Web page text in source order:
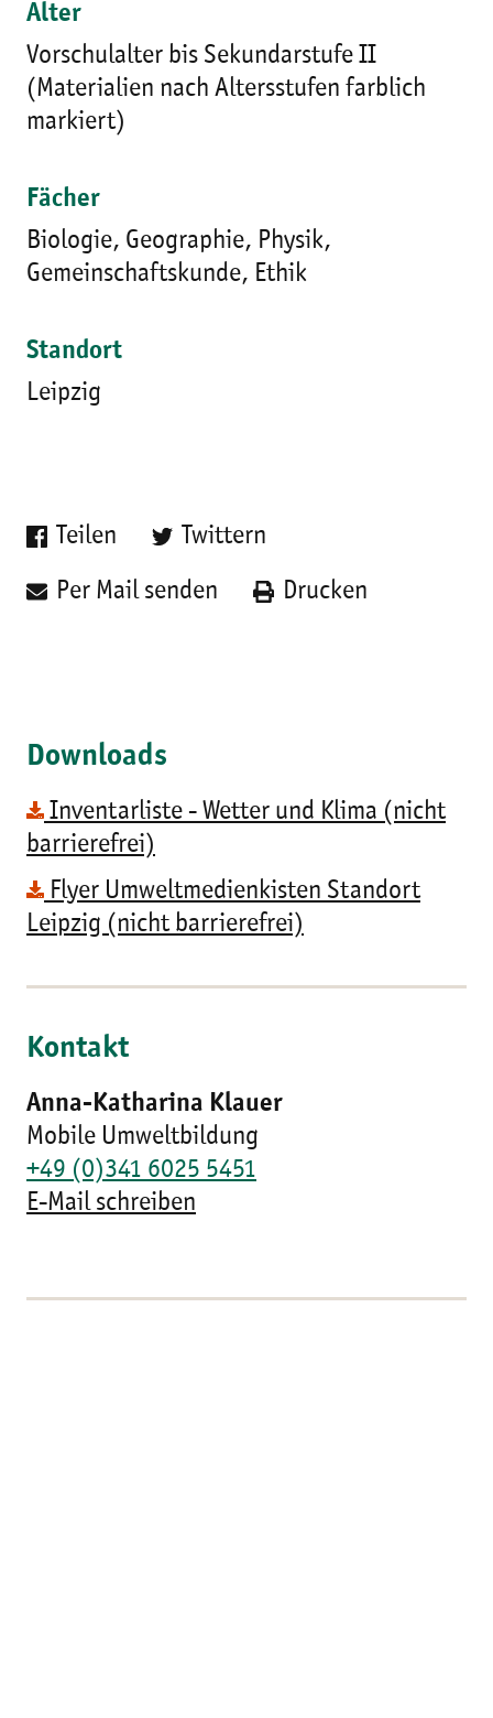
Alter
Vorschulalter bis Sekundarstufe II
(Materialien nach Altersstufen farblich
markiert)
Fächer
Biologie, Geographie, Physik,
Gemeinschaftskunde, Ethik
Standort
Leipzig
Teilen Twittern
Per Mail senden Drucken
Downloads
Inventarliste - Wetter und Klima (nicht
barrierefrei)
Flyer Umweltmedienkisten Standort
Leipzig (nicht barrierefrei)
Kontakt
Anna-Katharina Klauer
Mobile Umweltbildung
+49 (0)341 6025 5451
E-Mail schreiben